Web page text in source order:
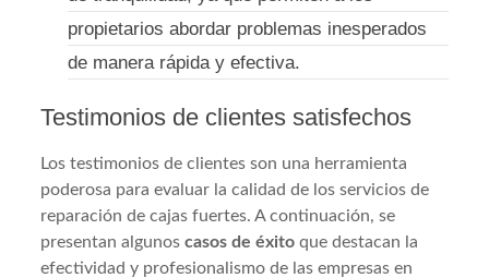
propietarios abordar problemas inesperados
de manera rápida y efectiva.
Testimonios de clientes satisfechos
Los testimonios de clientes son una herramienta
poderosa para evaluar la calidad de los servicios de
reparación de cajas fuertes. A continuación, se
presentan algunoscasos de éxito que destacan la
efectividad y profesionalismo de las empresas en